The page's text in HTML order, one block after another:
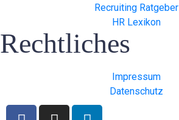
Recruiting Ratgeber
HR Lexikon
Rechtliches
Impressum
Datenschutz